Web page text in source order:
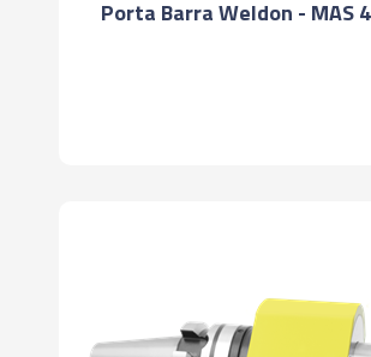
Porta Barra Weldon - MAS